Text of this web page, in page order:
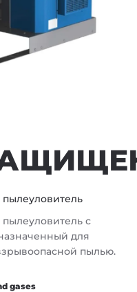
с
для
пылью.
gases